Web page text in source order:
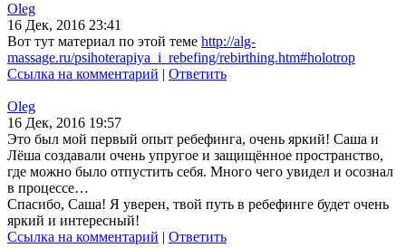
Oleg
16 Дек, 2016 23:41
Вот тут материал по этой теме http://alg-
massage.ru/psihoterapiya_i_rebefing/rebirthing.htm#holotrop
Ссылка на комментарий | Ответить
Oleg
16 Дек, 2016 19:57
Это был мой первый опыт ребефинга, очень яркий! Саша и
Лёша создавали очень упругое и защищённое пространство,
где можно было отпустить себя. Много чего увидел и осознал
в процессе…
Спасибо, Саша! Я уверен, твой путь в ребефинге будет очень
яркий и интересный!
Ссылка на комментарий | Ответить